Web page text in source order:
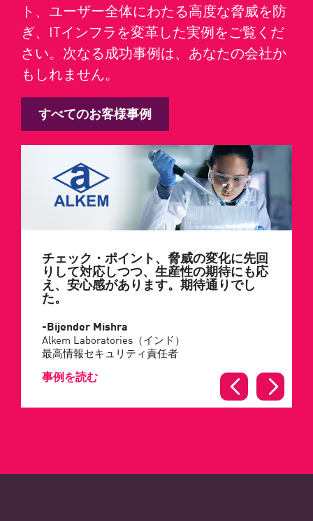
ト、ユーザー全体にわたる高度な脅威を防
ぎ、ITインフラを変革した実例をご覧くだ
さい。次なる成功事例は、あなたの会社か
もしれません。
すべてのお客様事例
チェック・ポイント、脅威の変化に先回
りして対応しつつ、生産性の期待にも応
え、安心感があります。期待通りでし
た。
-Bijender Mishra
Alkem Laboratories（インド）
最高情報セキュリティ責任者
事例を読む